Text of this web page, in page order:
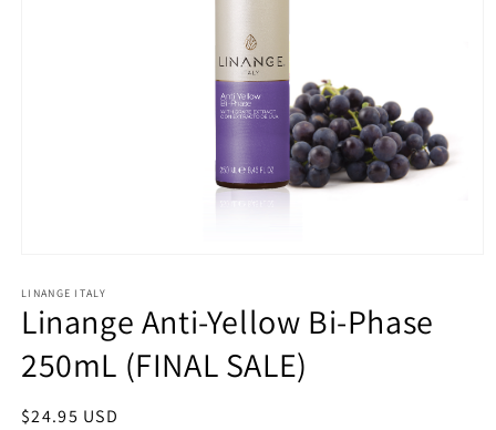
multimedia
1
en
ventana
modal
LINANGE ITALY
Linange Anti-Yellow Bi-Phase
250mL (FINAL SALE)
Precio
$24.95 USD